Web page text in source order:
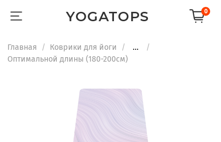
YOGATOPS 0
Главная Коврики для йоги
...
Оптимальной длины (180-200см)